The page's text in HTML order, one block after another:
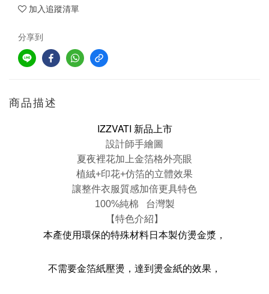
加入追蹤清單
分享到
商品描述
IZZVATI 新品上市
設計師手繪圖
夏夜裡花加上金箔格外亮眼
植絨+印花+仿箔的立體效果
讓整件衣服質感加倍更具特色
100%純棉 台灣製
【特色介紹】
本產使用環保的特殊材料日本製仿燙金漿，
不需要金箔紙壓燙，達到燙金紙的效果，